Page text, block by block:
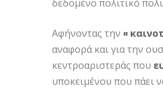
δεδομένο πολιτικό
Αφήνοντας την «
αναφορά και για την
κεντροαριστεράς που
υποκειμένου που πάει